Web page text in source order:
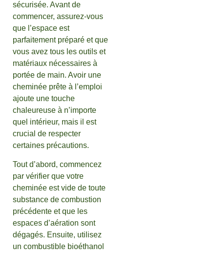
sécurisée. Avant de
commencer, assurez-vous
que l’espace est
parfaitement préparé et que
vous avez tous les outils et
matériaux nécessaires à
portée de main. Avoir une
cheminée prête à l’emploi
ajoute une touche
chaleureuse à n’importe
quel intérieur, mais il est
crucial de respecter
certaines précautions.
Tout d’abord, commencez
par vérifier que votre
cheminée est vide de toute
substance de combustion
précédente et que les
espaces d’aération sont
dégagés. Ensuite, utilisez
un combustible bioéthanol